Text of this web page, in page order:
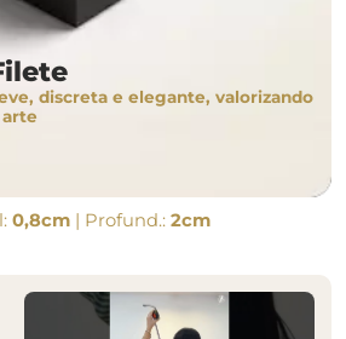
discreta e elegante, valorizando
arte
0,8cm | Profund.: 2cm